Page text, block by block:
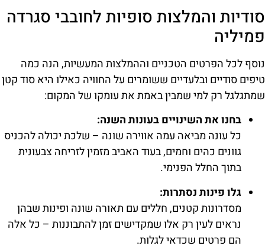
סודיות והמלצות סופיות לחובבי סגרדה
פמיליה
נוסף לכל הפרטים הטכניים וההמלצות המעשיות, הנה כמה
טיפים סודיים ובלעדיים ששומרים על החוויה כאילו היא סוד קטן
שמתגלגל רק למי שמבין באמת את עומקו של המקום:
בחנו את השינויים בעונות השנה:
כל עונה מביאה עמה אווירה שונה – שלכת יכולה להכניס
גוונים כהים וחמים, בעוד האביב מזמין לזריחה צבעונית
בתוך החלל הפנימי.
גלו פינות נסתרות:
מסדרונות קטנים, חללים עם תאורה שונה ופינות שבהן
נראים לעין רק אלו שמקדישים זמן להתבוננות – כל אלה
הם פרטים שכדאי לגלות.